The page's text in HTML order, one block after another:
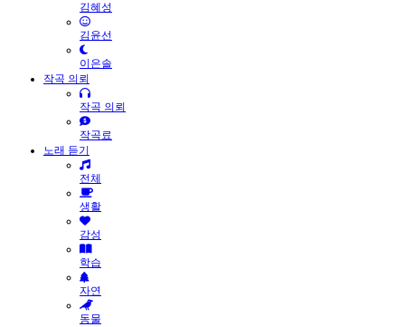
김혜성
김윤선
이은솔
작곡 의뢰
작곡 의뢰
작곡료
노래 듣기
전체
생활
감성
학습
자연
동물